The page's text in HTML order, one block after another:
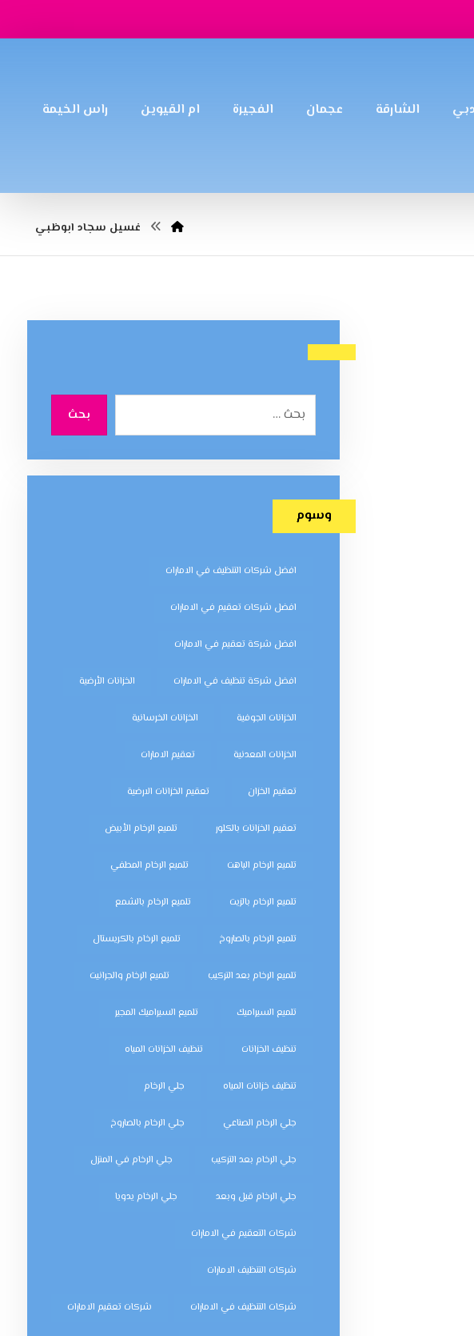
دبي الشارقة عجمان الفجيرة ام القيوين راس الخيمة
غسيل سجاد ابوظبي
بحث
وسوم
افضل شركات التنظيف في الامارات
افضل شركات تعقيم في الامارات
افضل شركة تعقيم في الامارات
افضل شركة تنظيف في الامارات الخزانات الأرضية
الخزانات الجوفية الخزانات الخرسانية
الخزانات المعدنية تعقيم الامارات
تعقيم الخزان تعقيم الخزانات الارضية
تعقيم الخزانات بالكلور تلميع الرخام الأبيض
تلميع الرخام الباهت تلميع الرخام المطفي
تلميع الرخام بالزيت تلميع الرخام بالشمع
تلميع الرخام بالصاروخ تلميع الرخام بالكريستال
تلميع الرخام بعد التركيب تلميع الرخام والجرانيت
تلميع السيراميك تلميع السيراميك المجير
تنظيف الخزانات تنظيف الخزانات المياه
تنظيف خزانات المياه جلي الرخام
جلي الرخام الصناعي جلي الرخام بالصاروخ
جلي الرخام بعد التركيب جلي الرخام في المنزل
جلي الرخام قبل وبعد جلي الرخام يدويا
شركات التعقيم في الامارات
شركات التنظيف الامارات
شركات التنظيف في الامارات شركات تعقيم الامارات